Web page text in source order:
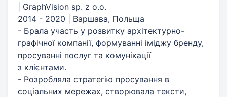
| GraphVision sp. z o.o.
2014 - 2020 | Варшава, Польща
- Брала участь у розвитку архітектурно-
графічної компанії, формуванні іміджу бренду,
просуванні послуг та комунікації
з клієнтами.
- Розробляла стратегію просування в
соціальних мережах, створювала тексти,